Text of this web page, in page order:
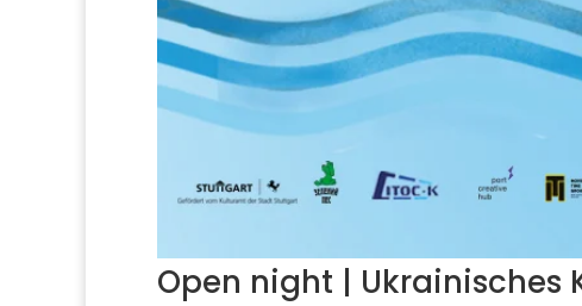
Open night | Ukrainisches